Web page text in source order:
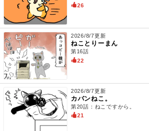
26
2026/8/7更新
ねことりーまん
第16話
22
2026/8/7更新
カバンねこ。
第20話：ねこですから。
21